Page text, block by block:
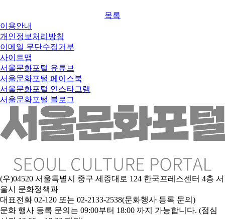
목록
이용안내
개인정보처리방침
이메일 무단수집거부
사이트맵
서울문화포털 유튜브
서울문화포털 페이스북
서울문화포털 인스타그램
서울문화포털 블로그
(우)04520 서울특별시 중구 세종대로 124 한국프레스센터 4층 서
울시 문화정책과
대표전화 02-120 또는 02-2133-2538(문화행사 등록 문의)
문화 행사 등록 문의는 09:00부터 18:00 까지 가능합니다. (점심